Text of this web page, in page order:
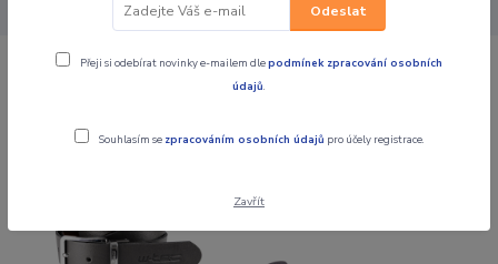
TEC Machoo hnědá
Kožený opasek W-TEC Machoo hnědá
Odeslat
Přeji si odebírat novinky e-mailem dlepodmínek zpracování osobních
údajů.
Souhlasím se zpracováním osobních údajů pro účely registrace.
Zavřít